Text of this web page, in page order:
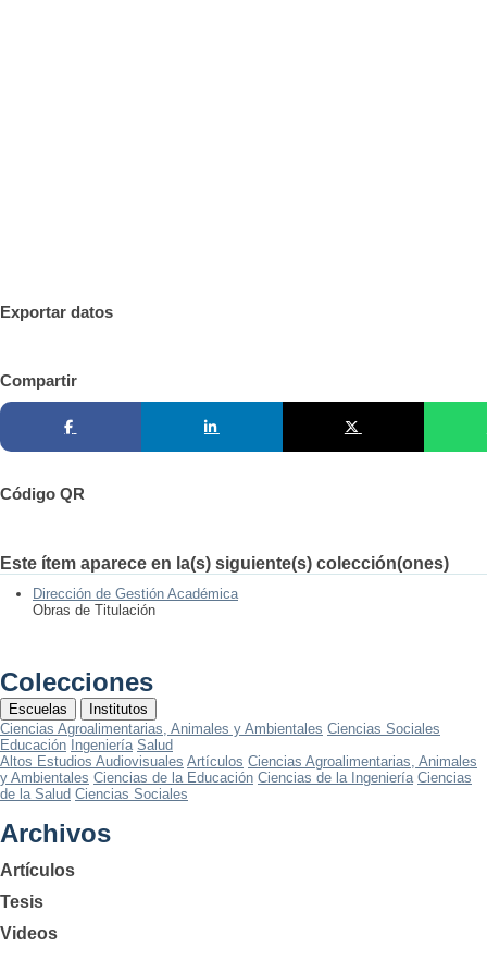
Exportar datos
Compartir
Código QR
Este ítem aparece en la(s) siguiente(s) colección(ones)
Dirección de Gestión Académica
Obras de Titulación
Colecciones
Escuelas
Institutos
Ciencias Agroalimentarias, Animales y Ambientales Ciencias Sociales
Educación Ingeniería Salud
Altos Estudios Audiovisuales Artículos Ciencias Agroalimentarias, Animales
y Ambientales Ciencias de la Educación Ciencias de la Ingeniería Ciencias
de la Salud Ciencias Sociales
Archivos
Artículos
Tesis
Videos